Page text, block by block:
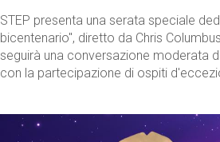
STEP presenta una serata speciale
bicentenario", diretto da Chris
seguirà una conversazione moderata
con la partecipazione di ospiti